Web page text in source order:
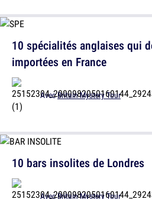
10 spécialités anglaises qui
importées en France
AvecBritain Mystery Tour
10 bars insolites de Londres
AvecBritain Mystery Tour